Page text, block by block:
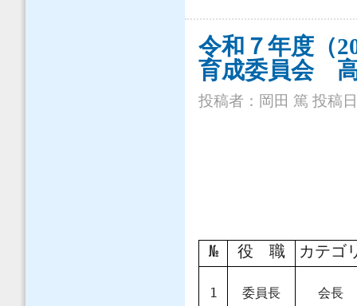
令和７年度（
育成委員会
投稿者： 岡田 篤 投稿
№ 役 職 カテゴ
1 委員長 会長